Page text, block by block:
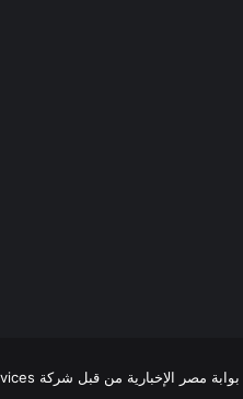
شركة ODS - Digital Business Services